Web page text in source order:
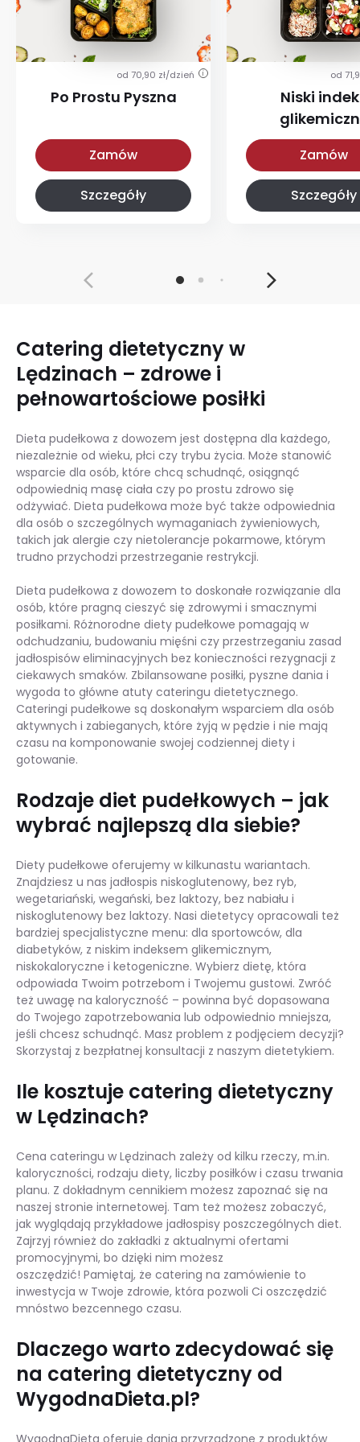
od 70,90 zł/dzień i
Po Prostu Pyszna
Zamów
Szczegóły
od
Niski
Zamów
Szczegóły
Catering dietetyczny w
Lędzinach – zdrowe i
pełnowartościowe posiłki
Dieta pudełkowa z dowozem jest dostępna dla każdego,
niezależnie od wieku, płci czy trybu życia. Może stanowić
wsparcie dla osób, które chcą schudnąć, osiągnąć
odpowiednią masę ciała czy po prostu zdrowo się
odżywiać. Dieta pudełkowa może być także odpowiednia
dla osób o szczególnych wymaganiach żywieniowych,
takich jak alergie czy nietolerancje pokarmowe, którym
trudno przychodzi przestrzeganie restrykcji.
Dieta pudełkowa z dowozem to doskonałe rozwiązanie dla
osób, które pragną cieszyć się zdrowymi i smacznymi
posiłkami. Różnorodne diety pudełkowe pomagają w
odchudzaniu, budowaniu mięśni czy przestrzeganiu zasad
jadłospisów eliminacyjnych bez konieczności rezygnacji z
ciekawych smaków. Zbilansowane posiłki, pyszne dania i
wygoda to główne atuty cateringu dietetycznego.
Cateringi pudełkowe są doskonałym wsparciem dla osób
aktywnych i zabieganych, które żyją w pędzie i nie mają
czasu na komponowanie swojej codziennej diety i
gotowanie.
Rodzaje diet pudełkowych – jak
wybrać najlepszą dla siebie?
Diety pudełkowe oferujemy w kilkunastu wariantach.
Znajdziesz u nas jadłospis niskoglutenowy, bez ryb,
wegetariański, wegański, bez laktozy, bez nabiału i
niskoglutenowy bez laktozy. Nasi dietetycy opracowali też
bardziej specjalistyczne menu: dla sportowców, dla
diabetyków, z niskim indeksem glikemicznym,
niskokaloryczne i ketogeniczne. Wybierz dietę, która
odpowiada Twoim potrzebom i Twojemu gustowi. Zwróć
też uwagę na kaloryczność – powinna być dopasowana
do Twojego zapotrzebowania lub odpowiednio mniejsza,
jeśli chcesz schudnąć. Masz problem z podjęciem decyzji?
Skorzystaj z bezpłatnej konsultacji z naszym dietetykiem.
Ile kosztuje catering dietetyczny
w Lędzinach?
Cena cateringu w Lędzinach zależy od kilku rzeczy, m.in.
kaloryczności, rodzaju diety, liczby posiłków i czasu trwania
planu. Z dokładnym cennikiem możesz zapoznać się na
naszej stronie internetowej. Tam też możesz zobaczyć,
jak wyglądają przykładowe jadłospisy poszczególnych diet.
Zajrzyj również do zakładki z aktualnymi ofertami
promocyjnymi, bo dzięki nim możesz
oszczędzić! Pamiętaj, że catering na zamówienie to
inwestycja w Twoje zdrowie, która pozwoli Ci oszczędzić
mnóstwo bezcennego czasu.
Dlaczego warto zdecydować się
na catering dietetyczny od
WygodnaDieta.pl?
WygodnaDieta oferuje dania przyrządzone z produktów